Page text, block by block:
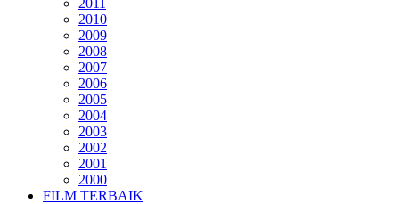
2011
2010
2009
2008
2007
2006
2005
2004
2003
2002
2001
2000
FILM TERBAIK